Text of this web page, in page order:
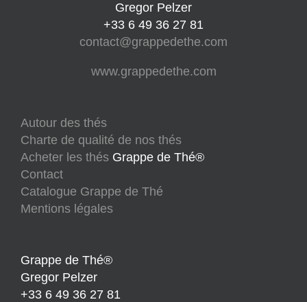
Gregor Pelzer
+33 6 49 36 27 81
contact@grappedethe.com
www.grappedethe.com
Autour des thés
Charte de qualité de nos thés
Acheter les thés Grappe de Thé®
Contact
Catalogue Grappe de Thé
Mentions légales
Grappe de Thé®
Gregor Pelzer
+33 6 49 36 27 81